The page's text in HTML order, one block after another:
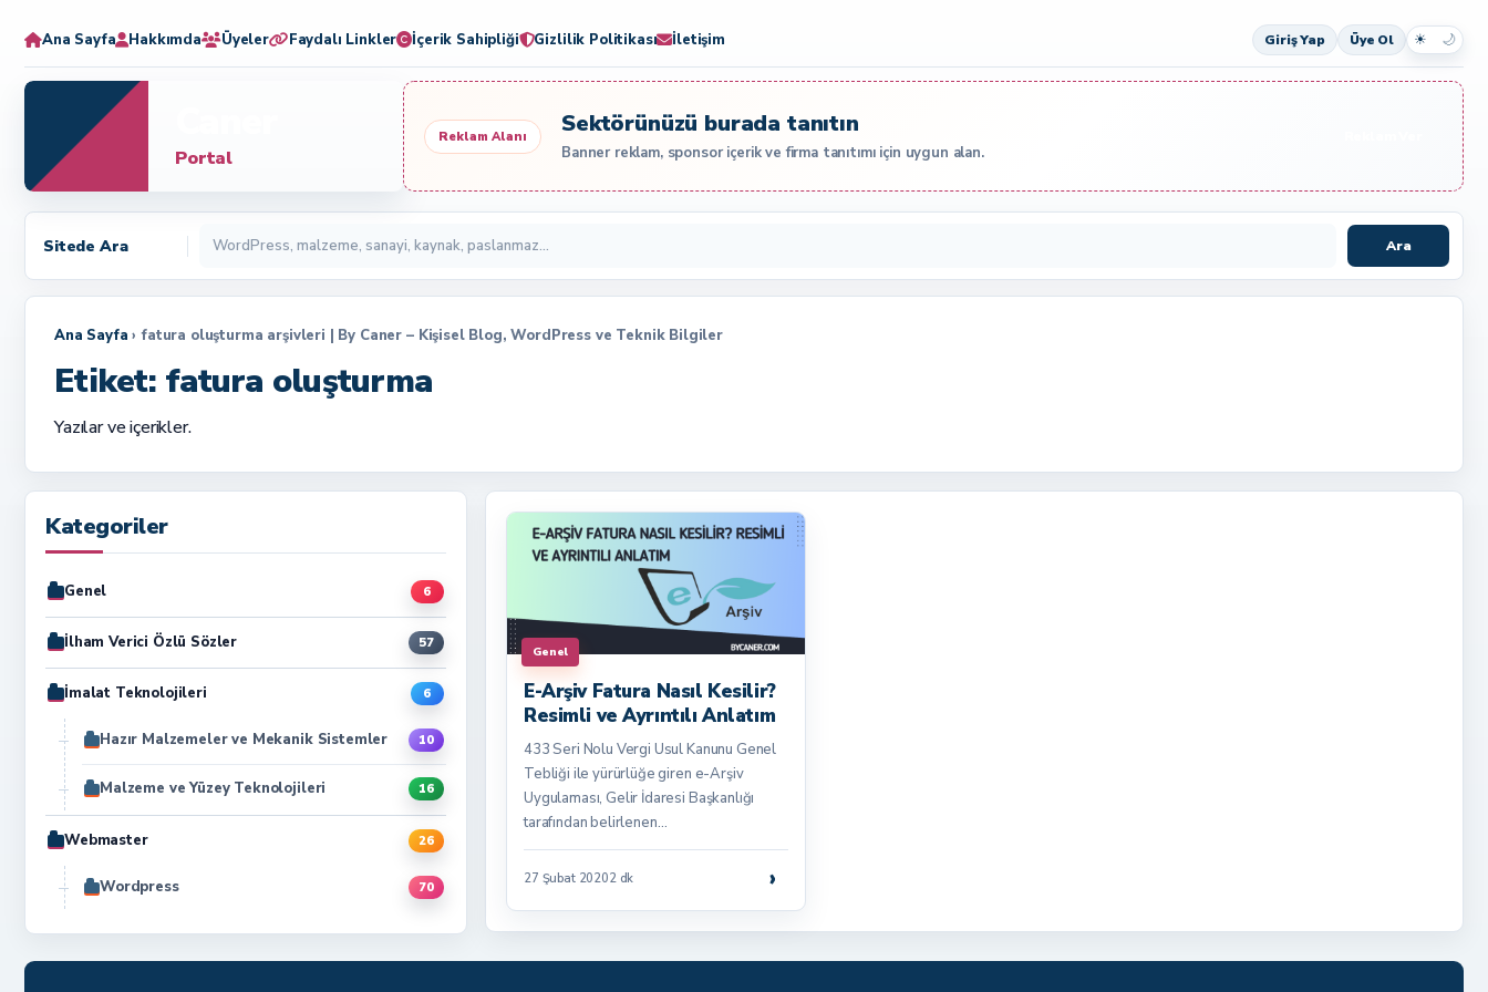
Ana Sayfa Hakkımda Üyeler Faydalı Linkler İçerik Sahipliği Gizlilik Politikası İletişim Giriş Yap Üye Ol ☀ 🌙
Portal
Reklam Alanı Sektörünüzü burada tanıtın
Banner reklam, sponsor içerik ve firma tanıtımı için uygun alan.
Sitede Ara Ara
Ana Sayfa › fatura oluşturma arşivleri | By Caner – Kişisel Blog, WordPress ve Teknik Bilgiler
Etiket: fatura oluşturma
Yazılar ve içerikler.
Kategoriler
Genel 6
İlham Verici Özlü Sözler 57
İmalat Teknolojileri 6
Hazır Malzemeler ve Mekanik Sistemler 10
Malzeme ve Yüzey Teknolojileri 16
Webmaster 26
Wordpress 70
Genel
E-Arşiv Fatura Nasıl Kesilir?
Resimli ve Ayrıntılı Anlatım
433 Seri Nolu Vergi Usul Kanunu Genel
Tebliği ile yürürlüğe giren e-Arşiv
Uygulaması, Gelir İdaresi Başkanlığı
tarafından belirlenen…
27 Şubat 20202 dk ›